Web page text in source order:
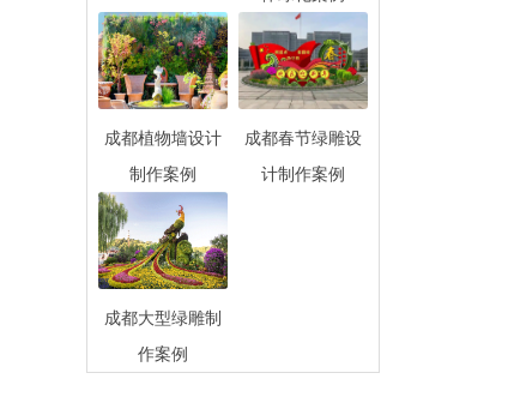
成都植物墙设计
制作案例
成都春节绿雕设
计制作案例
成都大型绿雕制
作案例